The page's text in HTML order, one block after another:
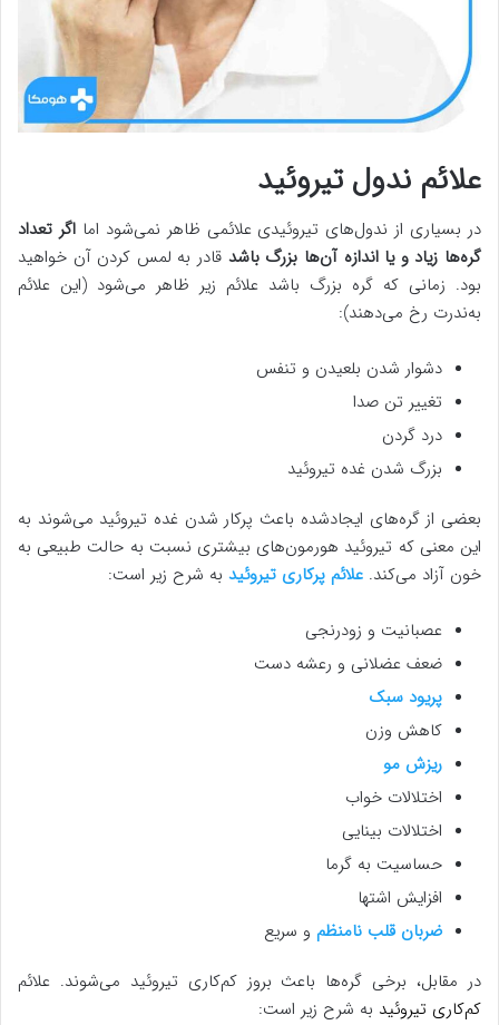
علائم ندول تیروئید
در بسیاری از ندول‌های تیروئیدی علائمی ظاهر نمی‌شود امااگر تعداد
گره‌ها زیاد و یا اندازه آن‌ها بزرگ باشد قادر به لمس کردن آن خواهید
بود. زمانی که گره بزرگ باشد علائم زیر ظاهر می‌شود (این علائم
به‌ندرت رخ می‌دهند):
دشوار شدن بلعیدن و تنفس
تغییر تن صدا
درد گردن
بزرگ شدن غده تیروئید
بعضی از گره‌های ایجادشده باعث پرکار شدن غده تیروئید می‌شوند به
این معنی که تیروئید هورمون‌های بیشتری نسبت به حالت طبیعی به
خون آزاد می‌کند. علائم پرکاری تیروئید به شرح زیر است:
عصبانیت و زودرنجی
ضعف عضلانی و رعشه دست
پریود سبک
کاهش وزن
ریزش مو
اختلالات خواب
اختلالات بینایی
حساسیت به گرما
افزایش اشتها
ضربان قلب نامنظم و سریع
در مقابل، برخی گره‌ها باعث بروز کم‌کاری تیروئید می‌شوند. علائم
کم‌کاری تیروئید به شرح زیر است: